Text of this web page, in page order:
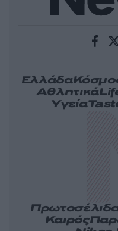
Ελλάδα
Αθλητικά
Υγεία
Καιρός